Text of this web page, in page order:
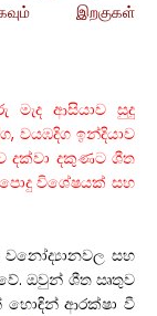
இறகுகள்
මැද ආසියාව සුදු
වයඹදිග ඉන්දියාව
දක්වා දකුණට ශීත
විශේෂයක් සහ
වනෝද්‍යානවල සහ
ඔවුන් ශීත ඍතුව
හොඳින් ආරක්ෂා වී